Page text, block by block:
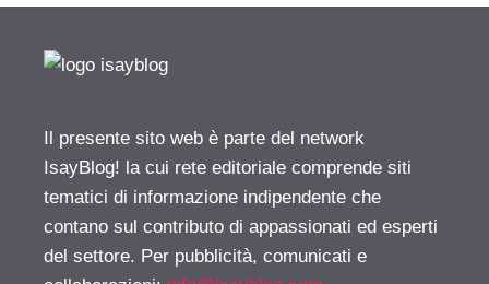
Il presente sito web è parte del network
IsayBlog! la cui rete editoriale comprende siti
tematici di informazione indipendente che
contano sul contributo di appassionati ed esperti
del settore. Per pubblicità, comunicati e